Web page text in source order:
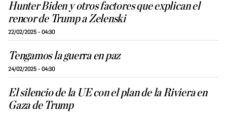
Hunter Biden y otros factores que explican el
rencor de Trump a Zelenski
22/02/2025 - 04:30
Tengamos la guerra en paz
24/02/2025 - 04:30
El silencio de la UE con el plan de la Riviera en
Gaza de Trump